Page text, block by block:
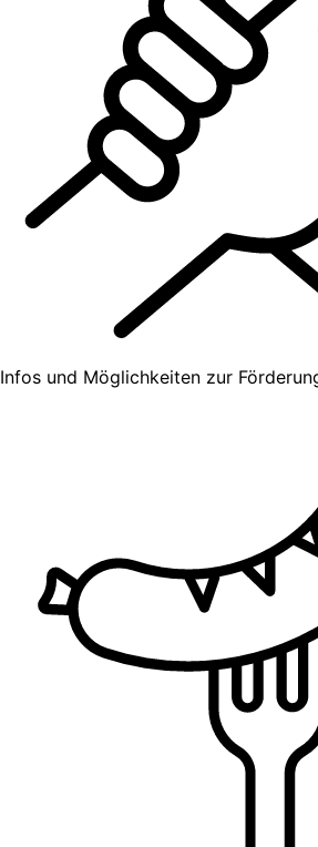
Infos und Möglichkeiten zur